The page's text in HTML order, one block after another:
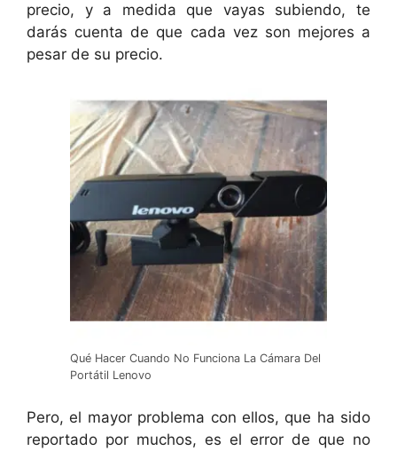
precio, y a medida que vayas subiendo, te
darás cuenta de que cada vez son mejores a
pesar de su precio.
Qué Hacer Cuando No Funciona La Cámara Del
Portátil Lenovo
Pero, el mayor problema con ellos, que ha sido
reportado por muchos, es el error de que no